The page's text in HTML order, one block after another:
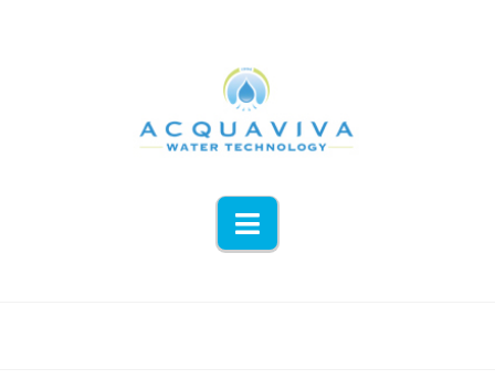
Navigation